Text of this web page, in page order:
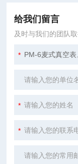
给我们留言
及时与我们的团队